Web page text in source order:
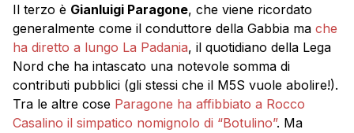
Il terzo è Gianluigi Paragone, che viene ricordato
generalmente come il conduttore della Gabbia ma che
ha diretto a lungo La Padania, il quotidiano della Lega
Nord che ha intascato una notevole somma di
contributi pubblici (gli stessi che il M5S vuole abolire!).
Tra le altre cose Paragone ha affibbiato a Rocco
Casalino il simpatico nomignolo di “Botulino”. Ma